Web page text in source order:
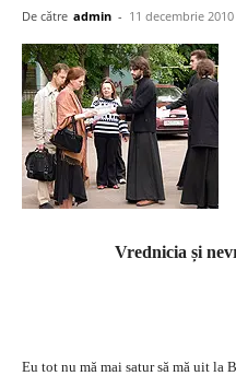
De către admin - 11 decembrie 2010
Vrednicia și
Eu tot nu mă mai satur să mă uit la